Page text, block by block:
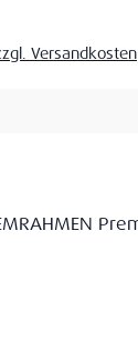
Versandkosten